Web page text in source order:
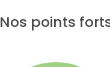
Nos points